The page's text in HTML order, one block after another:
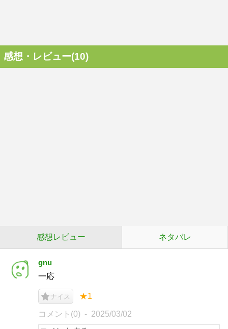
感想・レビュー(10)
感想レビュー ネタバレ
gnu
一応
ナイス ★1
コメント(0) 2025/03/02